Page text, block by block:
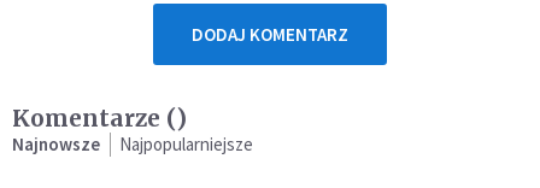
DODAJ KOMENTARZ
Komentarze ()
Najnowsze Najpopularniejsze